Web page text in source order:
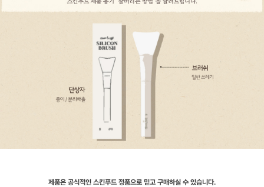
제품은 공식적인 스킨푸드 정품으로 믿고 구매하실 수 있습니다.